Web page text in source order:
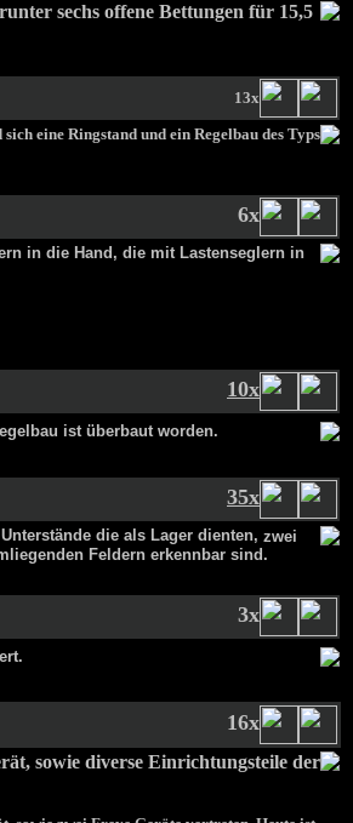
sechs offene Bettungen für 15,5
13x
eine Ringstand und ein Regelbau des Typs
6x
in die Hand, die mit Lastenseglern in
10x
ist überbaut worden.
35x
die als Lager dienten, zwei
Feldern erkennbar sind.
3x
16x
sowie diverse Einrichtungsteile der